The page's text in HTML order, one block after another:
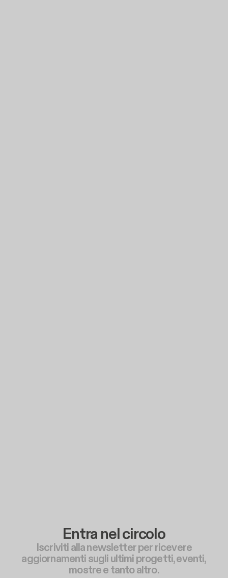
Entra nel circolo
Iscriviti alla newsletter per ricevere
aggiornamenti sugli ultimi progetti, eventi,
mostre e tanto altro.